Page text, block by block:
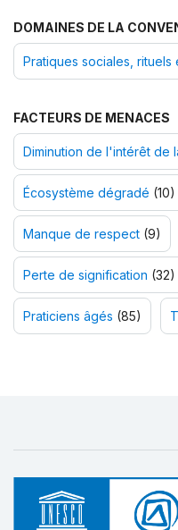
DOMAINES DE LA
Pratiques sociales,
FACTEURS DE MENACES
Diminution de l'intérêt de
Écosystème dégradé (10)
Manque de respect (9)
Perte de signification (32)
Praticiens âgés (85)